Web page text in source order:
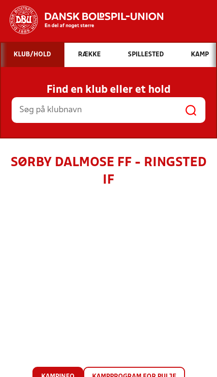
Hvad vil du søge efter?
INDHOLD OG NYHEDER
STILLINGER, RESULTATER, KLUBBER OG
HOLD
KLUB/HOLD RÆKKE SPILLESTED KAMP
Find en klub eller et hold
SØRBY DALMOSE FF - RINGSTED
IF